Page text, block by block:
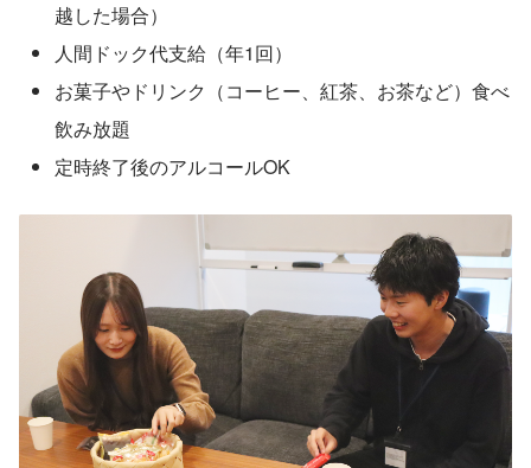
越した場合）
人間ドック代支給（年1回）
お菓子やドリンク（コーヒー、紅茶、お茶など）食べ
飲み放題
定時終了後のアルコールOK